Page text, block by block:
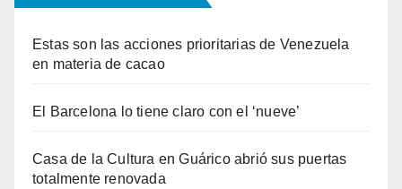
Estas son las acciones prioritarias de Venezuela
en materia de cacao
El Barcelona lo tiene claro con el ‘nueve’
Casa de la Cultura en Guárico abrió sus puertas
totalmente renovada